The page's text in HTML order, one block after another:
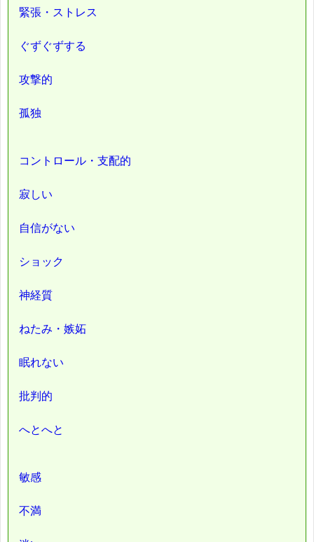
緊張・ストレス
ぐずぐずする
攻撃的
孤独
コントロール・支配的
寂しい
自信がない
ショック
神経質
ねたみ・嫉妬
眠れない
批判的
へとへと
敏感
不満